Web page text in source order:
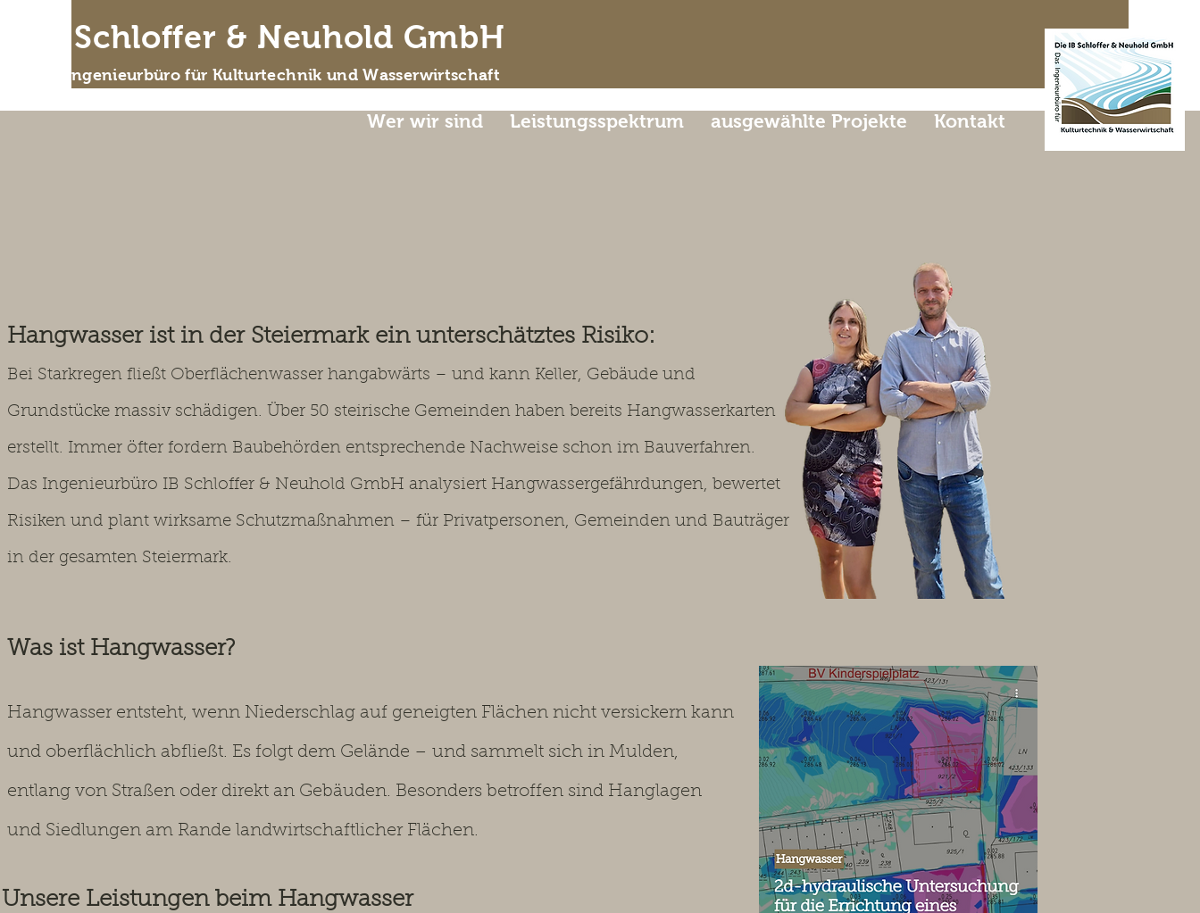
IB Schloffer & Neuhold GmbH
Das Ingenieurbüro für Kulturtechnik und Wasserwirtschaft
Wer wir sind Leistungsspektrum ausgewählte Projekte Kontakt
Hangwasser ist in der Steiermark ein unterschätztes Risiko:
Bei Starkregen fließt Oberflächenwasser hangabwärts – und kann Keller, Gebäude und
Grundstücke massiv schädigen. Über 50 steirische Gemeinden haben bereits Hangwasserkarten
erstellt. Immer öfter fordern Baubehörden entsprechende Nachweise schon im Bauverfahren.
Das Ingenieurbüro IB Schloffer & Neuhold GmbH analysiert Hangwassergefährdungen, bewertet
Risiken und plant wirksame Schutzmaßnahmen – für Privatpersonen, Gemeinden und Bauträger
in der gesamten Steiermark.
Was ist Hangwasser?
Hangwasser entsteht, wenn Niederschlag auf geneigten Flächen nicht versickern kann
und oberflächlich abfließt. Es folgt dem Gelände – und sammelt sich in Mulden,
entlang von Straßen oder direkt an Gebäuden. Besonders betroffen sind Hanglagen
und Siedlungen am Rande landwirtschaftlicher Flächen.
Unsere Leistungen beim Hangwasser